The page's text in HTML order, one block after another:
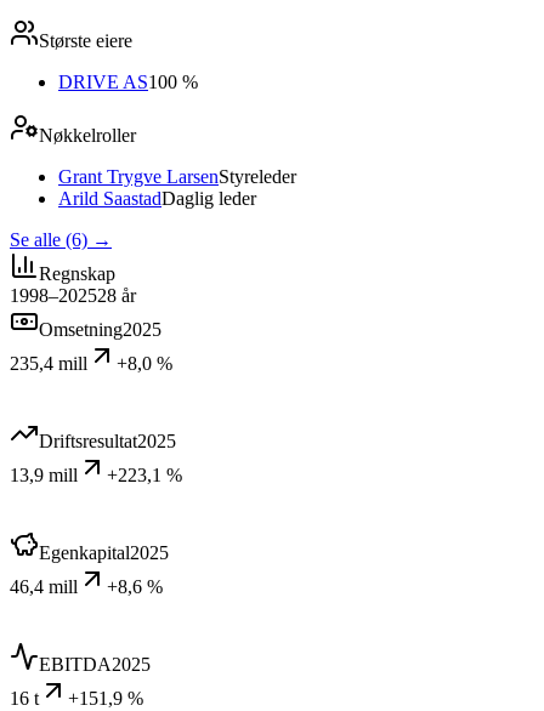
Største eiere
DRIVE AS100 %
Nøkkelroller
Grant Trygve LarsenStyreleder
Arild SaastadDaglig leder
Se alle (6) →
Regnskap
1998–202528 år
Omsetning2025
235,4 mill
+8,0 %
Driftsresultat2025
13,9 mill
+223,1 %
Egenkapital2025
46,4 mill
+8,6 %
EBITDA2025
16 t
+151,9 %